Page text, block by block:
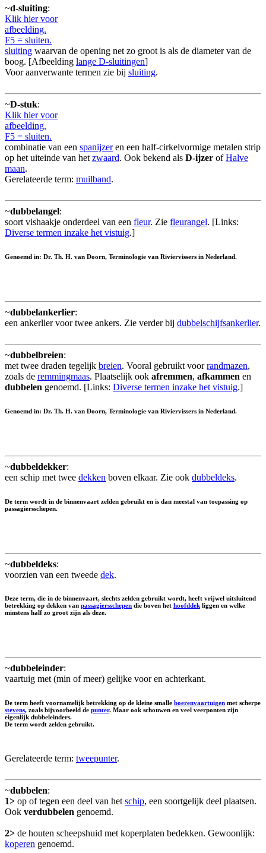
~d-sluiting:
Klik hier voor
afbeelding.
F5 = sluiten.
sluiting waarvan de opening net zo groot is als de diameter van de
boog. [Afbeelding lange D-sluitingen]
Voor aanverwante termen zie bij sluiting.
~D-stuk:
Klik hier voor
afbeelding.
F5 = sluiten.
combinatie van een spanijzeren een half-cirkelvormige metalen strip
op het uiteinde van het zwaard. Ook bekend als D-ijzer ofHalve
maan.
Gerelateerde term: muilband.
~dubbelangel:
soort vishaakje onderdeel van een fleur. Zie fleurangel. [Links:
Diverse termen inzake het vistuig.]
Genoemd in: Dr. Th. H. van Doorn, Terminologie van Riviervissers in Nederland.
~dubbelankerlier:
een ankerlier voor twee ankers. Zie verder bij dubbelschijfsankerlier.
~dubbelbreien:
met twee draden tegelijk breien. Vooral gebruikt voorrandmazen,
zoals de remmingmaas. Plaatselijk ook afremmen, afkammen en
dubbelen genoemd. [Links: Diverse termen inzake het vistuig.]
Genoemd in: Dr. Th. H. van Doorn, Terminologie van Riviervissers in Nederland.
~dubbeldekker:
een schip met twee dekken boven elkaar. Zie ook dubbeldeks.
De term wordt in de binnenvaart zelden gebruikt en is dan meestal van toepassing op
passagiersschepen.
~dubbeldeks:
voorzien van een tweede dek.
Deze term, die in de binnenvaart, slechts zelden gebruikt wordt, heeft vrijwel uitsluitend
betrekking op dekken van passagiersschepen die boven het hoofddek liggen en welke
minstens half zo groot zijn als deze.
~dubbeleinder:
vaartuig met (min of meer) gelijke voor en achterkant.
De term heeft voornamelijk betrekking op de kleine smalle boerenvaartuigen met scherpe
stevens, zoals bijvoorbeeld de punter. Maar ook schouwen en veel veerponten zijn
eigenlijk dubbeleinders.
De term wordt zelden gebruikt.
Gerelateerde term: tweepunter.
~dubbelen:
1> op of tegen een deel van het schip, een soortgelijk deel plaatsen.
Ook verdubbelen genoemd.
2> de houten scheepshuid met koperplaten bedekken. Gewoonlijk:
koperen genoemd.